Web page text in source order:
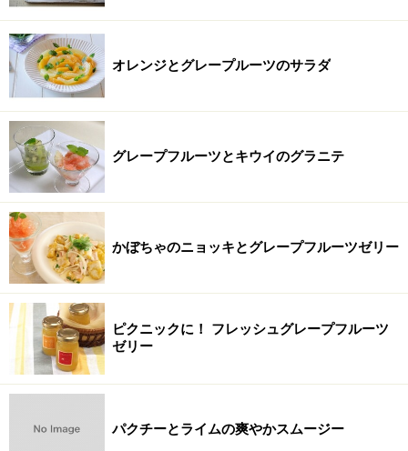
オレンジとグレープルーツのサラダ
グレープフルーツとキウイのグラニテ
かぼちゃのニョッキとグレープフルーツゼリー
ピクニックに！ フレッシュグレープフルーツ
ゼリー
パクチーとライムの爽やかスムージー